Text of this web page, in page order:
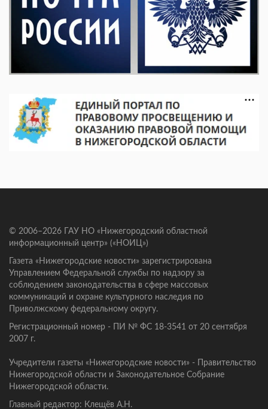
© 2006–2026 ГАУ НО «Нижегородский областной
информационный центр» («НОИЦ»)
Газета «Нижегородские новости» зарегистрирована
Управлением Федеральной службы по надзору за
соблюдением законодательства в сфере массовых
коммуникаций и охране культурного наследия по
Приволжскому федеральному округу.
Регистрационный номер - ПИ № ФС 18-3541 от 20 сентября
2007 г.
Учредители газеты «Нижегородские новости» - Правительство
Нижегородской области и Законодательное Собрание
Нижегородской области.
Главный редактор: Клещёв А.Н.